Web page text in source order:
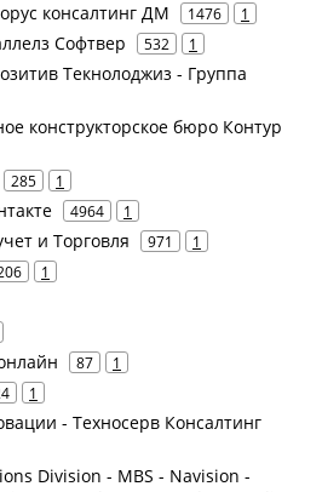
консалтинг ДМ 1476 1
Софтвер 532 1
Текнолоджиз - Группа
конструкторское бюро Контур
285 1
4964 1
и Торговля 971 1
1
87 1
1
- Техносерв Консалтинг
Division - MBS - Navision -